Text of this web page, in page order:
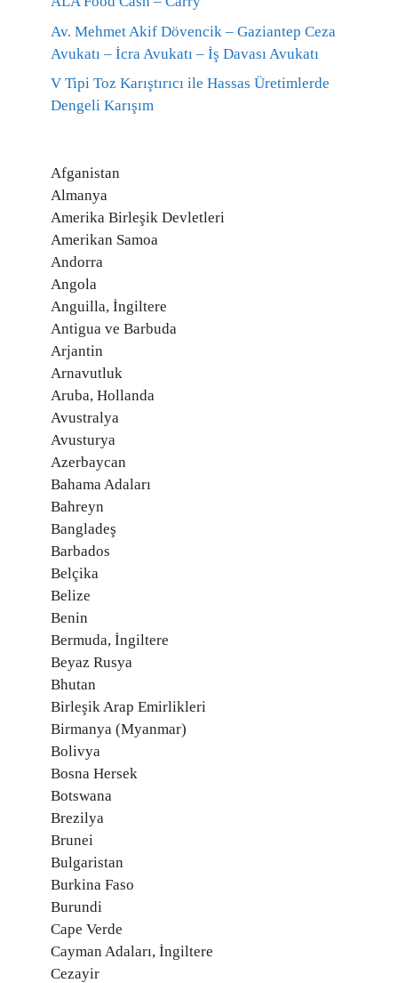
Av. Mehmet Akif Dövencik – Gaziantep Ceza
Avukatı – İcra Avukatı – İş Davası Avukatı
V Tipi Toz Karıştırıcı ile Hassas Üretimlerde
Dengeli Karışım
Afganistan
Almanya
Amerika Birleşik Devletleri
Amerikan Samoa
Andorra
Angola
Anguilla, İngiltere
Antigua ve Barbuda
Arjantin
Arnavutluk
Aruba, Hollanda
Avustralya
Avusturya
Azerbaycan
Bahama Adaları
Bahreyn
Bangladeş
Barbados
Belçika
Belize
Benin
Bermuda, İngiltere
Beyaz Rusya
Bhutan
Birleşik Arap Emirlikleri
Birmanya (Myanmar)
Bolivya
Bosna Hersek
Botswana
Brezilya
Brunei
Bulgaristan
Burkina Faso
Burundi
Cape Verde
Cayman Adaları, İngiltere
Cezayir